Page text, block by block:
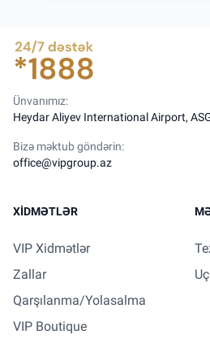
Ünvanımız:
Heydar Aliyev International Airport,
Bizə məktub göndərin:
office@vipgroup.az
XIDMƏTLƏR
VIP Xidmətlər
Zallar
Qarşılanma/Yolasalma
VIP Boutique